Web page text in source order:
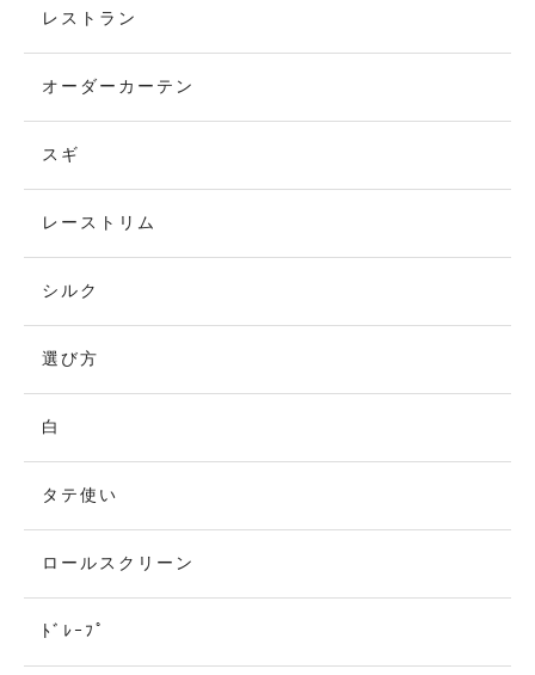
レストラン
オーダーカーテン
スギ
レーストリム
シルク
選び方
白
タテ使い
ロールスクリーン
ﾄﾞﾚｰﾌﾟ